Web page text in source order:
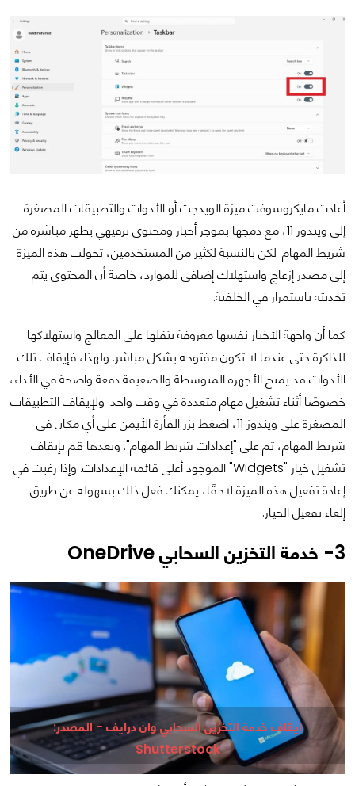
أعادت مايكروسوفت ميزة الويدجت أو الأدوات والتطبيقات المصغرة
إلى ويندوز 11، مع دمجها بموجز أخبار ومحتوى ترفيهي يظهر مباشرة من
شريط المهام. لكن بالنسبة لكثير من المستخدمين، تحولت هذه الميزة
إلى مصدر إزعاج واستهلاك إضافي للموارد، خاصة أن المحتوى يتم
تحديثه باستمرار في الخلفية.
كما أن واجهة الأخبار نفسها معروفة بثقلها على المعالج واستهلاكها
للذاكرة حتى عندما لا تكون مفتوحة بشكل مباشر. ولهذا، فإيقاف تلك
الأدوات قد يمنح الأجهزة المتوسطة والضعيفة دفعة واضحة في الأداء،
خصوصًا أثناء تشغيل مهام متعددة في وقت واحد. ولإيقاف التطبيقات
المصغرة على ويندوز 11، اضغط بزر الفأرة الأيمن على أي مكان في
شريط المهام، ثم على "إعدادات شريط المهام". وبعدها قم بإيقاف
تشغيل خيار "Widgets" الموجود أعلى قائمة الإعدادات. وإذا رغبت في
إعادة تفعيل هذه الميزة لاحقًا، يمكنك فعل ذلك بسهولة عن طريق
إلغاء تفعيل الخيار.
3- خدمة التخزين السحابي OneDrive
إيقاف خدمة التخزين السحابي وان درايف - المصدر:
Shutterstock